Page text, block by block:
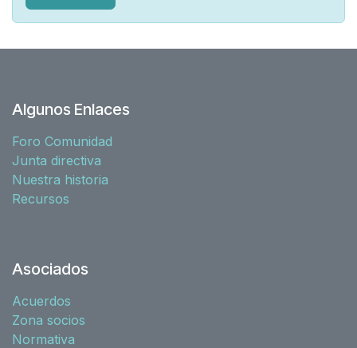
Algunos Enlaces
Foro Comunidad
Junta directiva
Nuestra historia
Recursos
Asociados
Acuerdos
Zona socios
Normativa